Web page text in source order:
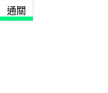
通關